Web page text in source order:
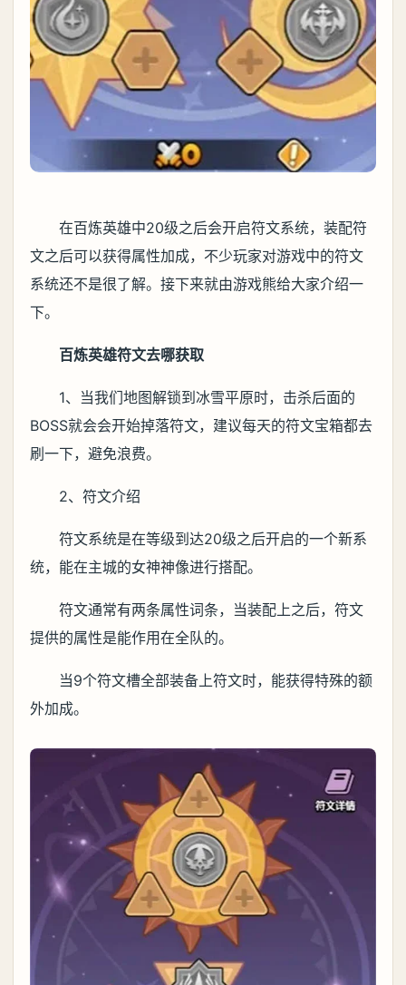
在百炼英雄中20级之后会开启符文系统，装配符
文之后可以获得属性加成，不少玩家对游戏中的符文
系统还不是很了解。接下来就由游戏熊给大家介绍一
下。
百炼英雄符文去哪获取
1、当我们地图解锁到冰雪平原时，击杀后面的
BOSS就会会开始掉落符文，建议每天的符文宝箱都去
刷一下，避免浪费。
2、符文介绍
符文系统是在等级到达20级之后开启的一个新系
统，能在主城的女神神像进行搭配。
符文通常有两条属性词条，当装配上之后，符文
提供的属性是能作用在全队的。
当9个符文槽全部装备上符文时，能获得特殊的额
外加成。